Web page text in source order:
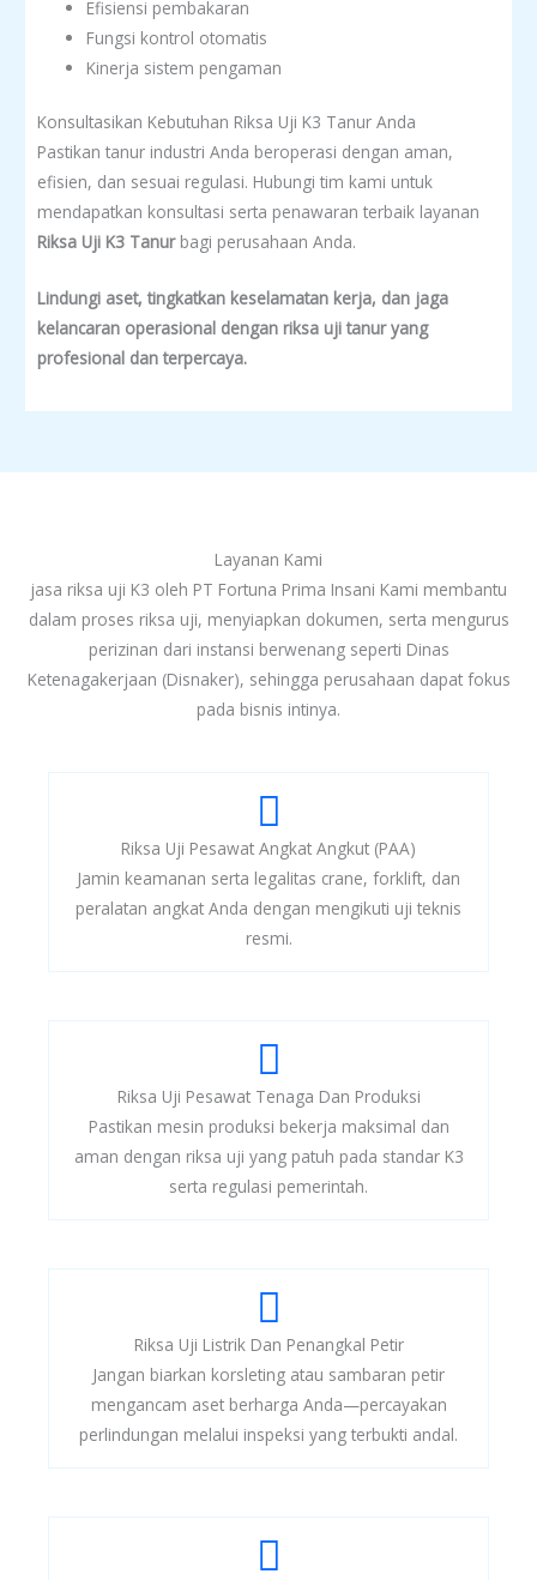
Efisiensi pembakaran
Fungsi kontrol otomatis
Kinerja sistem pengaman
Konsultasikan Kebutuhan Riksa Uji K3 Tanur Anda
Pastikan tanur industri Anda beroperasi dengan aman,
efisien, dan sesuai regulasi. Hubungi tim kami untuk
mendapatkan konsultasi serta penawaran terbaik layanan
Riksa Uji K3 Tanurbagi perusahaan Anda.
Lindungi aset, tingkatkan keselamatan kerja, dan jaga
kelancaran operasional dengan riksa uji tanur yang
profesional dan terpercaya.
Layanan Kami
jasa riksa uji K3 oleh PT Fortuna Prima Insani Kami membantu
dalam proses riksa uji, menyiapkan dokumen, serta mengurus
perizinan dari instansi berwenang seperti Dinas
Ketenagakerjaan (Disnaker), sehingga perusahaan dapat fokus
pada bisnis intinya.
Riksa Uji Pesawat Angkat Angkut (PAA)
Jamin keamanan serta legalitas crane, forklift, dan
peralatan angkat Anda dengan mengikuti uji teknis
resmi.
Riksa Uji Pesawat Tenaga Dan Produksi
Pastikan mesin produksi bekerja maksimal dan
aman dengan riksa uji yang patuh pada standar K3
serta regulasi pemerintah.
Riksa Uji Listrik Dan Penangkal Petir
Jangan biarkan korsleting atau sambaran petir
mengancam aset berharga Anda—percayakan
perlindungan melalui inspeksi yang terbukti andal.